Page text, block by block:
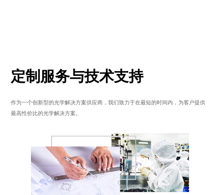
定制服务与技术支持
作为一个创新型的光学解决方案供应商，我们致力于在最短的时间内，为客户提供
最高性价比的光学解决方案。